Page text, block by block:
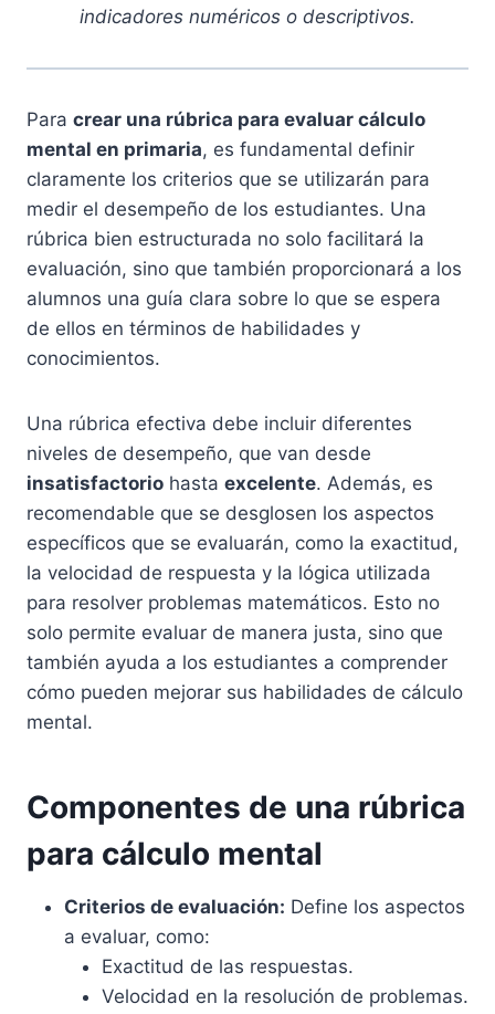
indicadores numéricos o descriptivos.
Para crear una rúbrica para evaluar cálculo
mental en primaria, es fundamental definir
claramente los criterios que se utilizarán para
medir el desempeño de los estudiantes. Una
rúbrica bien estructurada no solo facilitará la
evaluación, sino que también proporcionará a los
alumnos una guía clara sobre lo que se espera
de ellos en términos de habilidades y
conocimientos.
Una rúbrica efectiva debe incluir diferentes
niveles de desempeño, que van desde
insatisfactorio hasta excelente. Además, es
recomendable que se desglosen los aspectos
específicos que se evaluarán, como la exactitud,
la velocidad de respuesta y la lógica utilizada
para resolver problemas matemáticos. Esto no
solo permite evaluar de manera justa, sino que
también ayuda a los estudiantes a comprender
cómo pueden mejorar sus habilidades de cálculo
mental.
Componentes de una rúbrica
para cálculo mental
Criterios de evaluación: Define los aspectos
a evaluar, como:
Exactitud de las respuestas.
Velocidad en la resolución de problemas.